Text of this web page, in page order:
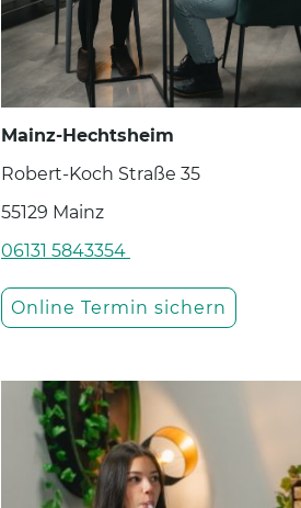
Mainz-Hechtsheim
Robert-Koch Straße 35
55129 Mainz
06131 5843354
Online Termin sichern